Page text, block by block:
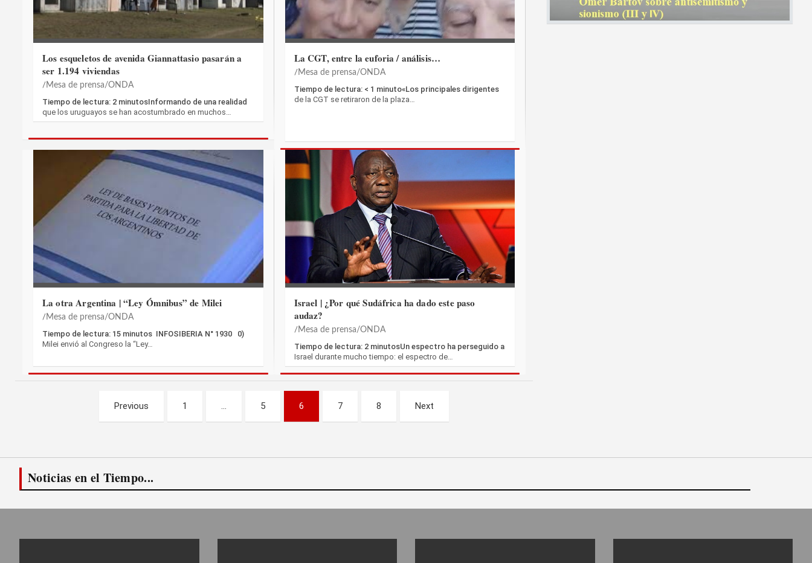
Los esqueletos de avenida Giannattasio pasarán a
ser 1.194 viviendas
Mesa de prensa/ONDA
Tiempo de lectura: 2 minutosInformando de una realidad
que los uruguayos se han acostumbrado en muchos…
La CGT, entre la euforia / análisis…
Mesa de prensa/ONDA
Tiempo de lectura: < 1 minuto«Los principales dirigentes
de la CGT se retiraron de la plaza…
La otra Argentina | “Ley Ómnibus” de Milei
Mesa de prensa/ONDA
Tiempo de lectura: 15 minutos INFOSIBERIA N° 1930 0)
Milei envió al Congreso la “Ley…
Israel | ¿Por qué Sudáfrica ha dado este paso
audaz?
Mesa de prensa/ONDA
Tiempo de lectura: 2 minutosUn espectro ha perseguido a
Israel durante mucho tiempo: el espectro de…
Paginación
entradas
Previous 1 … 5 6 7 8 Next
Noticias en el Tiempo...